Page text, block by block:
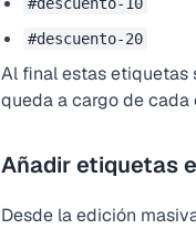
#descuento-20
Al final estas etiquetas
queda a cargo de
Añadir etiquetas
Desde la edición